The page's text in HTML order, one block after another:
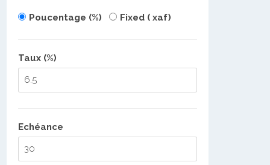
Poucentage (%) Fixed ( xaf)
Taux (%)
Echéance